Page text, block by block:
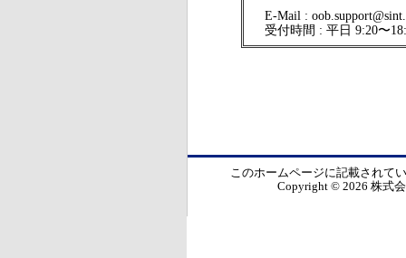
E-Mail :
受付時間 : 平日 9:20〜
このホームページに記載されて
Copyright © 2026 株式